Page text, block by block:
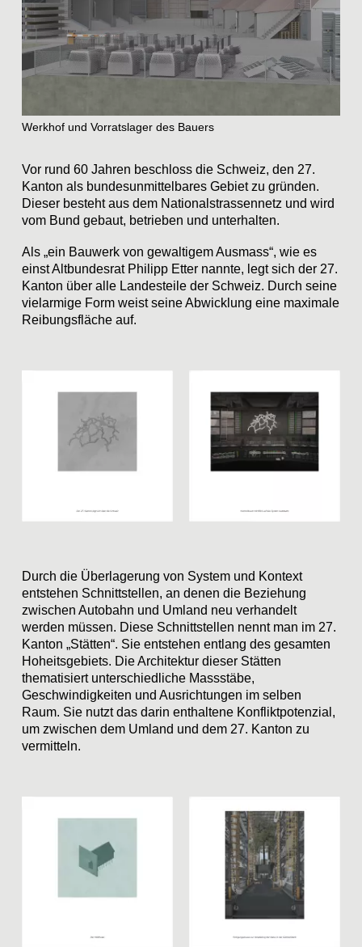
raumundgestalt@tugraz.at
Datenschutz
Impressum
Werkhof und Vorratslager des Bauers
Vor rund 60 Jahren beschloss die Schweiz, den 27.
Kanton als bundesunmittelbares Gebiet zu gründen.
Dieser besteht aus dem Nationalstrassennetz und wird
vom Bund gebaut, betrieben und unterhalten.
Als „ein Bauwerk von gewaltigem Ausmass“, wie es
einst Altbundesrat Philipp Etter nannte, legt sich der 27.
Kanton über alle Landesteile der Schweiz. Durch seine
vielarmige Form weist seine Abwicklung eine maximale
Reibungsfläche auf.
Durch die Überlagerung von System und Kontext
entstehen Schnittstellen, an denen die Beziehung
zwischen Autobahn und Umland neu verhandelt
werden müssen. Diese Schnittstellen nennt man im 27.
Kanton „Stätten“. Sie entstehen entlang des gesamten
Hoheitsgebiets. Die Architektur dieser Stätten
thematisiert unterschiedliche Massstäbe,
Geschwindigkeiten und Ausrichtungen im selben
Raum. Sie nutzt das darin enthaltene Konfliktpotenzial,
um zwischen dem Umland und dem 27. Kanton zu
vermitteln.